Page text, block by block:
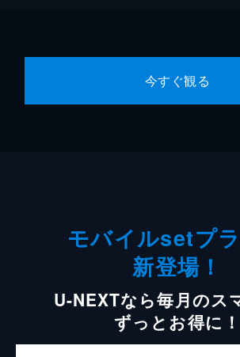
今すぐ観る
モバイルsetプ
新登場！
U-NEXTなら毎月のス
ずっとお得に！